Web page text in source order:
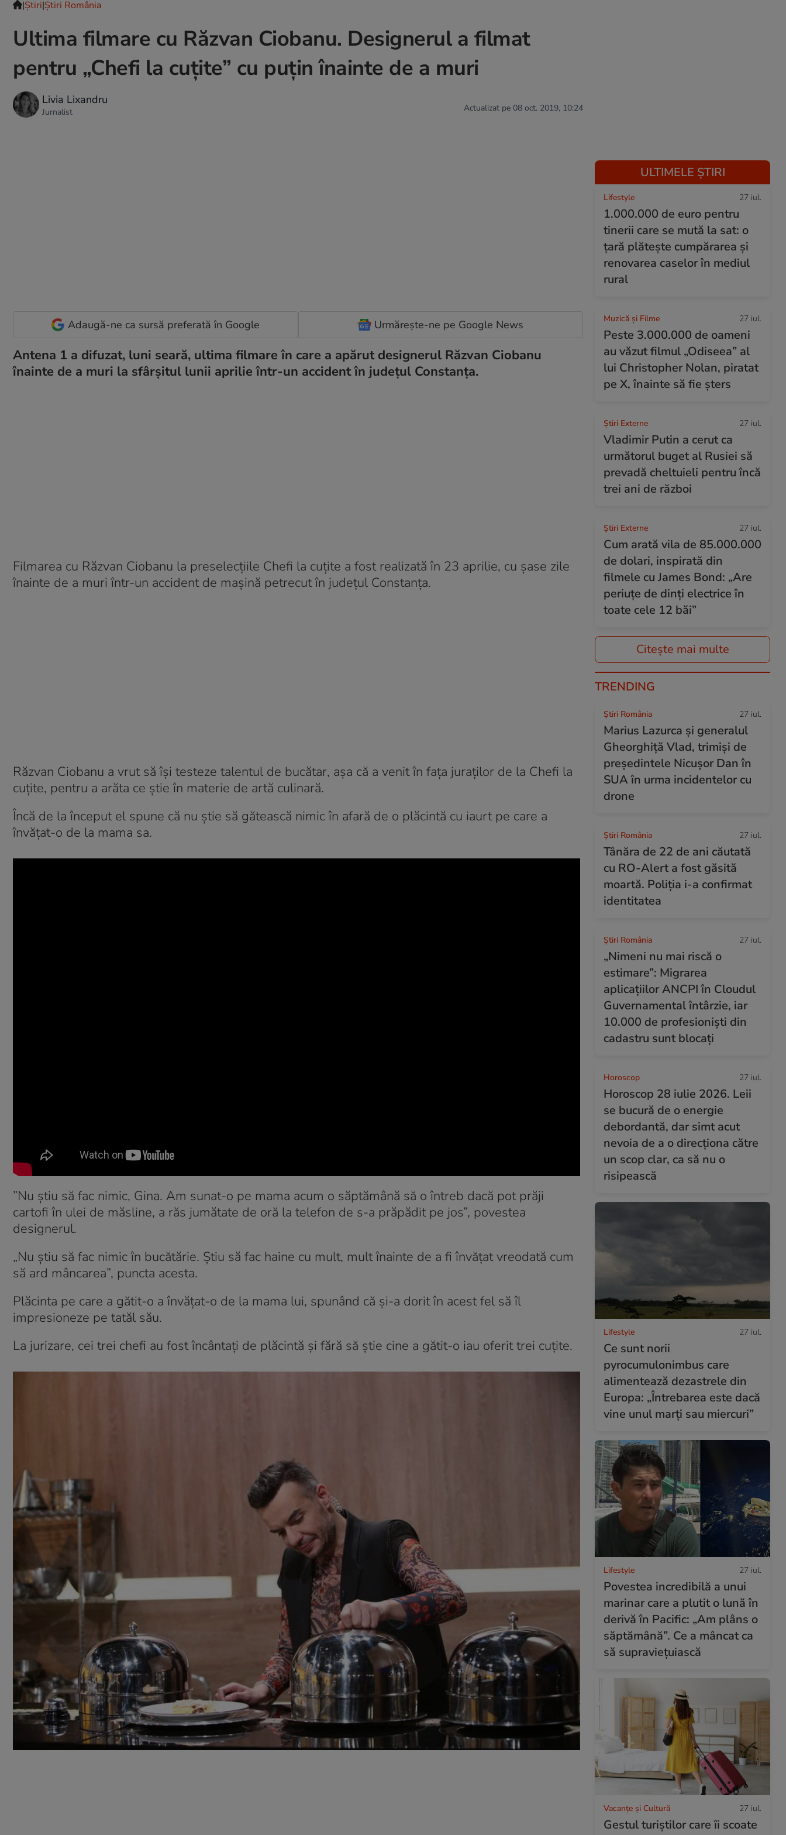
|Ştiri|Știri România
Ultima filmare cu Răzvan Ciobanu. Designerul a filmat
pentru „Chefi la cuțite” cu puțin înainte de a muri
Livia Lixandru
Jurnalist Actualizat pe 08 oct. 2019, 10:24
Adaugă-ne ca sursă preferată în Google Urmărește-ne pe Google News
Antena 1 a difuzat, luni seară, ultima filmare în care a apărut designerul Răzvan Ciobanu
înainte de a muri la sfârșitul lunii aprilie într-un accident în județul Constanța.
Filmarea cu Răzvan Ciobanu la preselecțiile Chefi la cuțite a fost realizată în 23 aprilie, cu șase zile
înainte de a muri într-un accident de mașină petrecut în județul Constanța.
Răzvan Ciobanu a vrut să își testeze talentul de bucătar, așa că a venit în fața juraților de la Chefi la
cuțite, pentru a arăta ce știe în materie de artă culinară.
Încă de la început el spune că nu știe să gătească nimic în afară de o plăcintă cu iaurt pe care a
învățat-o de la mama sa.
”Nu știu să fac nimic, Gina. Am sunat-o pe mama acum o săptămână să o întreb dacă pot prăji
cartofi în ulei de măsline, a răs jumătate de oră la telefon de s-a prăpădit pe jos”, povestea
designerul.
„Nu știu să fac nimic în bucătărie. Știu să fac haine cu mult, mult înainte de a fi învățat vreodată cum
să ard mâncarea”, puncta acesta.
Plăcinta pe care a gătit-o a învățat-o de la mama lui, spunând că și-a dorit în acest fel să îl
impresioneze pe tatăl său.
La jurizare, cei trei chefi au fost încântați de plăcintă și fără să știe cine a gătit-o iau oferit trei cuțite.
ULTIMELE ȘTIRI
Lifestyle 27 iul.
1.000.000 de euro pentru
tinerii care se mută la sat: o
țară plătește cumpărarea și
renovarea caselor în mediul
rural
Muzică și Filme 27 iul.
Peste 3.000.000 de oameni
au văzut filmul „Odiseea” al
lui Christopher Nolan, piratat
pe X, înainte să fie șters
Știri Externe 27 iul.
Vladimir Putin a cerut ca
următorul buget al Rusiei să
prevadă cheltuieli pentru încă
trei ani de război
Știri Externe 27 iul.
Cum arată vila de 85.000.000
de dolari, inspirată din
filmele cu James Bond: „Are
periuțe de dinți electrice în
toate cele 12 băi”
Citește mai multe
TRENDING
Știri România 27 iul.
Marius Lazurca și generalul
Gheorghiță Vlad, trimiși de
președintele Nicușor Dan în
SUA în urma incidentelor cu
drone
Știri România 27 iul.
Tânăra de 22 de ani căutată
cu RO-Alert a fost găsită
moartă. Poliția i-a confirmat
identitatea
Știri România 27 iul.
„Nimeni nu mai riscă o
estimare”: Migrarea
aplicațiilor ANCPI în Cloudul
Guvernamental întârzie, iar
10.000 de profesioniști din
cadastru sunt blocați
Horoscop 27 iul.
Horoscop 28 iulie 2026. Leii
se bucură de o energie
debordantă, dar simt acut
nevoia de a o direcționa către
un scop clar, ca să nu o
risipească
Lifestyle 27 iul.
Ce sunt norii
pyrocumulonimbus care
alimentează dezastrele din
Europa: „Întrebarea este dacă
vine unul marți sau miercuri”
Lifestyle 27 iul.
Povestea incredibilă a unui
marinar care a plutit o lună în
derivă în Pacific: „Am plâns o
săptămână”. Ce a mâncat ca
să supraviețuiască
Vacanțe și Cultură 27 iul.
Gestul turiștilor care îi scoate